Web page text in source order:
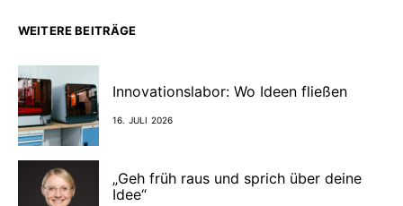
WEITERE BEITRÄGE
Innovationslabor: Wo Ideen fließen
16. JULI 2026
„Geh früh raus und sprich über deine
Idee“